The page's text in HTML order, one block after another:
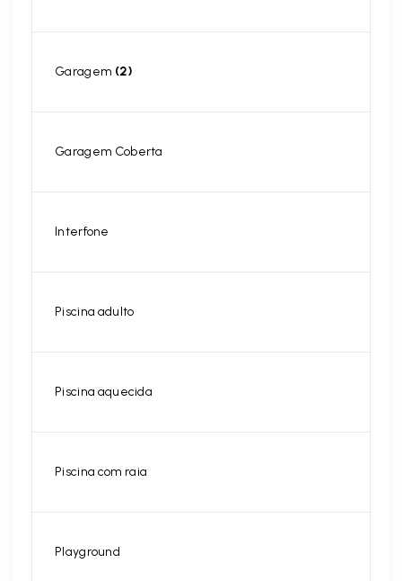
Garagem (2)
Garagem Coberta
Interfone
Piscina adulto
Piscina aquecida
Piscina com raia
Playground